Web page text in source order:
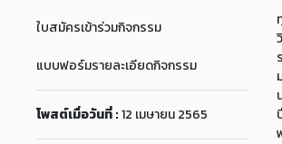
ใบสมัครเข้าร่วมกิจกรรม
แบบฟอร์มรายละเอียดกิจกรรม
โพสต์เมื่อวันที่ :12 เมษายน 2565